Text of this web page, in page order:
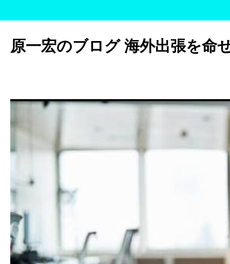
テ
ン
ッ
原一宏のブログ 海外出張を命